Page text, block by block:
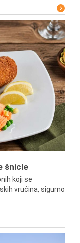
šnicle
koji se
vrućina, sigurno